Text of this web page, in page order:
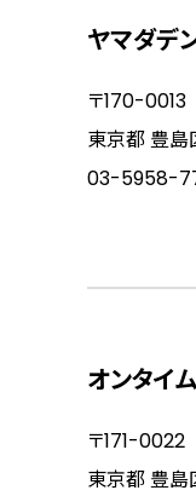
ヤマダデ
〒170-0013
東京都 豊
03-5958-
オンタイ
〒171-0022
東京都 豊島